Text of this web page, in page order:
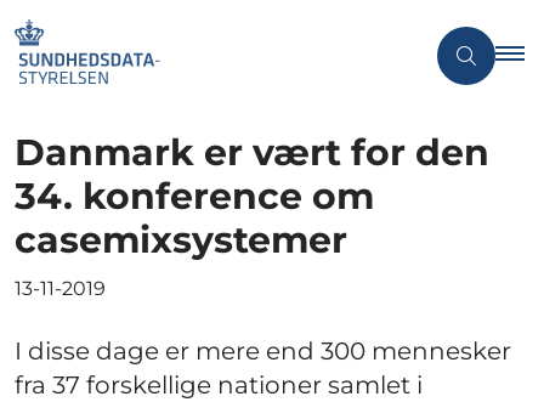
Danmark er vært for den
34. konference om
casemixsystemer
13-11-2019
I disse dage er mere end 300 mennesker
fra 37 forskellige nationer samlet i